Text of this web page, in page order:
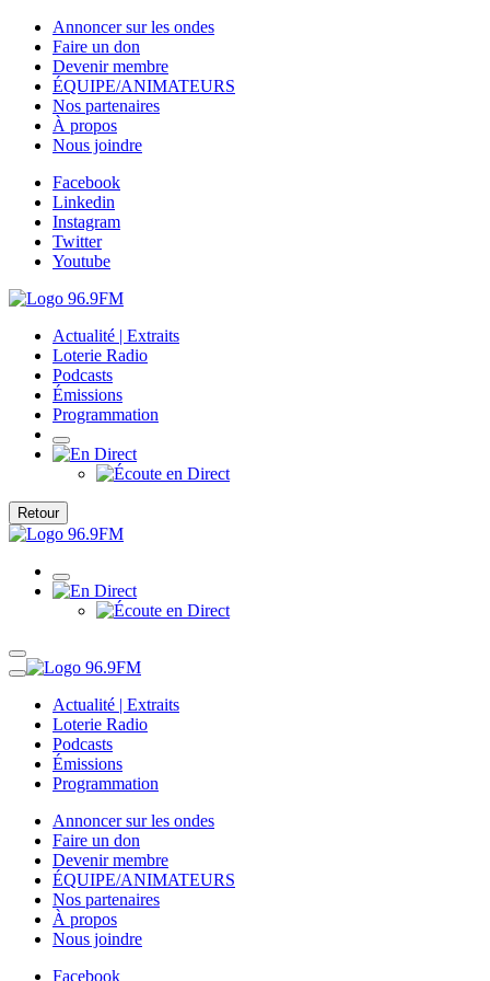
Annoncer sur les ondes
Faire un don
Devenir membre
ÉQUIPE/ANIMATEURS
Nos partenaires
À propos
Nous joindre
Facebook
Linkedin
Instagram
Twitter
Youtube
Actualité | Extraits
Loterie Radio
Podcasts
Émissions
Programmation
Retour
Actualité | Extraits
Loterie Radio
Podcasts
Émissions
Programmation
Annoncer sur les ondes
Faire un don
Devenir membre
ÉQUIPE/ANIMATEURS
Nos partenaires
À propos
Nous joindre
Facebook